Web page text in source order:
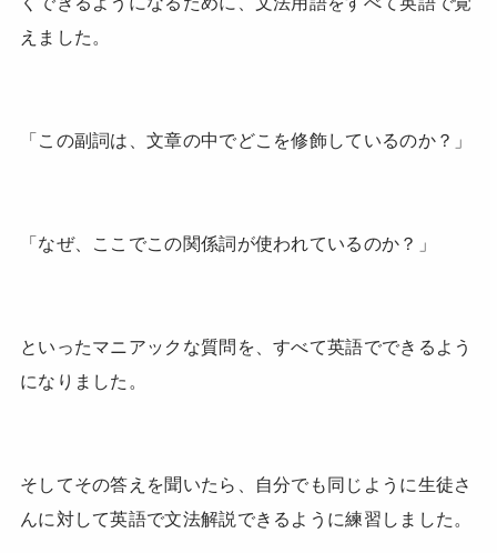
えました。
「この副詞は、文章の中でどこを修飾しているのか？」
「なぜ、ここでこの関係詞が使われているのか？」
といったマニアックな質問を、すべて英語でできるよう
になりました。
そしてその答えを聞いたら、自分でも同じように生徒さ
んに対して英語で文法解説できるように練習しました。